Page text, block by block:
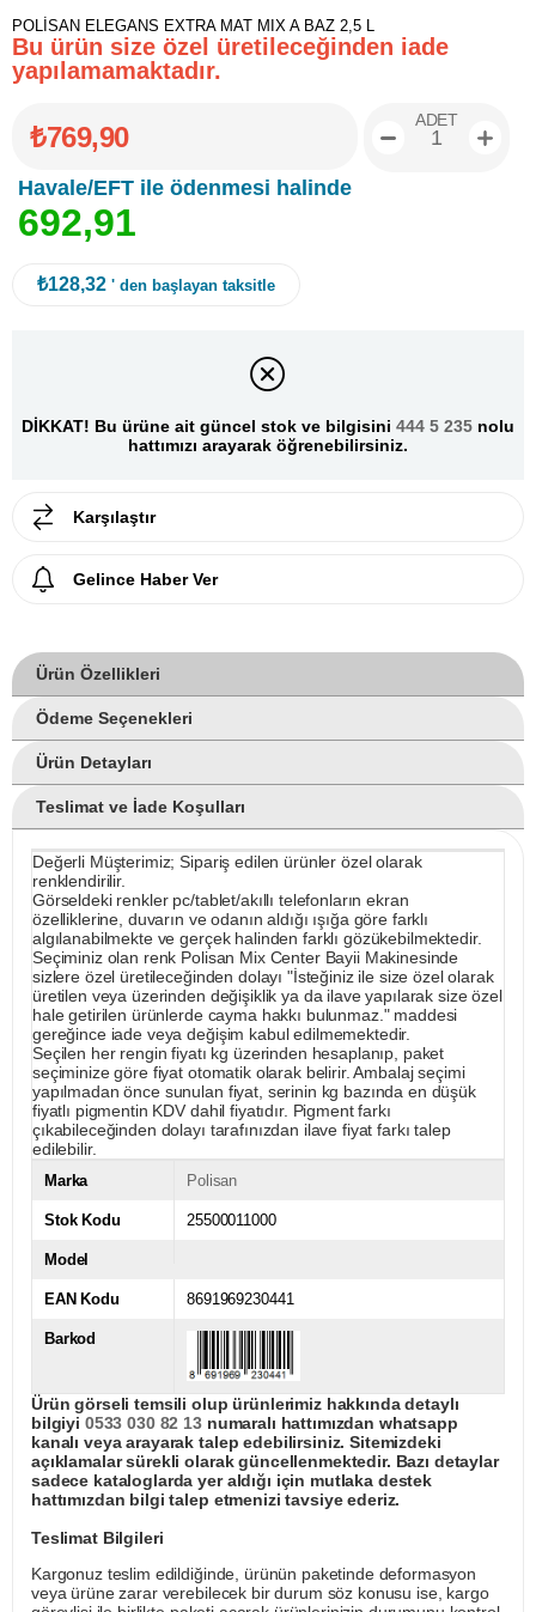
POLİSAN ELEGANS EXTRA MAT MIX A BAZ 2,5 L
Bu ürün size özel üretileceğinden iade
yapılamamaktadır.
₺769,90
Havale/EFT ile ödenmesi halinde
692,91
ADET
₺128,32 ' den başlayan taksitle
DİKKAT! Bu ürüne ait güncel stok ve bilgisini 444 5 235 nolu
hattımızı arayarak öğrenebilirsiniz.
Karşılaştır
Gelince Haber Ver
Ürün Özellikleri
Ödeme Seçenekleri
Ürün Detayları
Teslimat ve İade Koşulları
Değerli Müşterimiz; Sipariş edilen ürünler özel olarak
renklendirilir.
Görseldeki renkler pc/tablet/akıllı telefonların ekran
özelliklerine, duvarın ve odanın aldığı ışığa göre farklı
algılanabilmekte ve gerçek halinden farklı gözükebilmektedir.
Seçiminiz olan renk Polisan Mix Center Bayii Makinesinde
sizlere özel üretileceğinden dolayı "İsteğiniz ile size özel olarak
üretilen veya üzerinden değişiklik ya da ilave yapılarak size özel
hale getirilen ürünlerde cayma hakkı bulunmaz." maddesi
gereğince iade veya değişim kabul edilmemektedir.
Seçilen her rengin fiyatı kg üzerinden hesaplanıp, paket
seçiminize göre fiyat otomatik olarak belirir. Ambalaj seçimi
yapılmadan önce sunulan fiyat, serinin kg bazında en düşük
fiyatlı pigmentin KDV dahil fiyatıdır. Pigment farkı
çıkabileceğinden dolayı tarafınızdan ilave fiyat farkı talep
edilebilir.
Marka Polisan
Stok Kodu 25500011000
Model
EAN Kodu 8691969230441
Barkod
Ürün görseli temsili olup ürünlerimiz hakkında detaylı
bilgiyi 0533 030 82 13numaralı hattımızdan whatsapp
kanalı veya arayarak talep edebilirsiniz. Sitemizdeki
açıklamalar sürekli olarak güncellenmektedir. Bazı detaylar
sadece kataloglarda yer aldığı için mutlaka destek
hattımızdan bilgi talep etmenizi tavsiye ederiz.
Teslimat Bilgileri
Kargonuz teslim edildiğinde, ürünün paketinde deformasyon
veya ürüne zarar verebilecek bir durum söz konusu ise, kargo